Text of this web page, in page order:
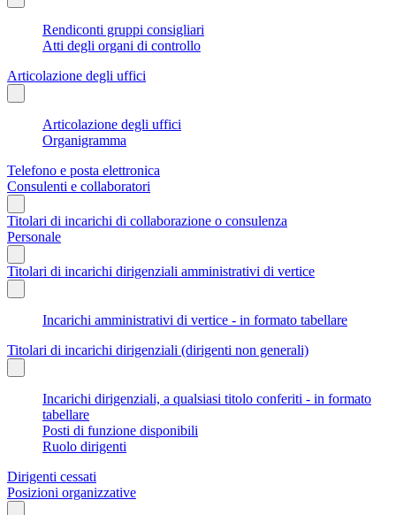
Rendiconti gruppi consigliari
Atti degli organi di controllo
Articolazione degli uffici
Articolazione degli uffici
Organigramma
Telefono e posta elettronica
Consulenti e collaboratori
Titolari di incarichi di collaborazione o consulenza
Personale
Titolari di incarichi dirigenziali amministrativi di vertice
Incarichi amministrativi di vertice - in formato tabellare
Titolari di incarichi dirigenziali (dirigenti non generali)
Incarichi dirigenziali, a qualsiasi titolo conferiti - in formato
tabellare
Posti di funzione disponibili
Ruolo dirigenti
Dirigenti cessati
Posizioni organizzative